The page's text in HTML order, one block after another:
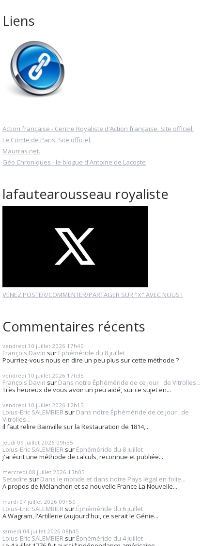
Liens
Action française - Centre Royaliste d'Action française. Site officiel.
Le Comte de Paris. Site officiel.
Maurras.net.
Géo Chroniques - le blogue d'Antoine de Lacoste
lafautearousseau royaliste
VENEZ POSTER/COMMENTER/PARTAGER SUR "X" AVEC NOUS !
Commentaires récents
vendredi 10 juillet 2026 17h40
François Davin sur Éphéméride du 8 juillet
Pourriez-vous nous en dire un peu plus sur cette méthode ?
vendredi 10 juillet 2026 17h35
François Davin sur Dans notre Éphéméride de ce jour : de Vitrolles...
Très heureux de vous avoir un peu aidé, sur ce sujet en...
vendredi 10 juillet 2026 12h15
Loius-Eric SALEMBIER sur Dans notre Éphéméride de ce jour : de
Vitrolles...
Il faut relire Bainville sur la Restauration de 1814,...
jeudi 09 juillet 2026 09h35
Loius-Eric SALEMBIER sur Éphéméride du 8 juillet
j'ai écrit une méthode de calculs, reconnue et publiée...
mercredi 08 juillet 2026 13h05
Setadire sur Dans le monde et dans notre Pays légal en folie...
A propos de Mélanchon et sa nouvelle France La Nouvelle...
mardi 07 juillet 2026 09h50
Loius-Eric SALEMBIER sur Éphéméride du 6 juillet
A Wagram, l'Artillerie (aujourd'hui, ce serait le Génie...
samedi 04 juillet 2026 08h45
Loius-Eric SALEMBIER sur Éphéméride du 4 juillet